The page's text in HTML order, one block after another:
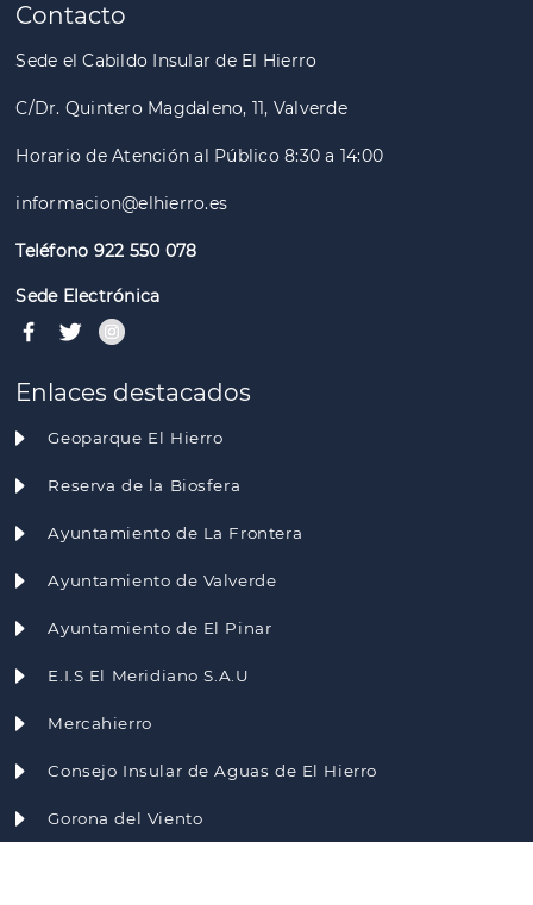
Contacto
Sede el Cabildo Insular de El Hierro
C/Dr. Quintero Magdaleno, 11, Valverde
Horario de Atención al Público 8:30 a 14:00
informacion@elhierro.es
Teléfono 922 550 078
Sede Electrónica
Enlaces destacados
Geoparque El Hierro
Reserva de la Biosfera
Ayuntamiento de La Frontera
Ayuntamiento de Valverde
Ayuntamiento de El Pinar
E.I.S El Meridiano S.A.U
Mercahierro
Consejo Insular de Aguas de El Hierro
Gorona del Viento